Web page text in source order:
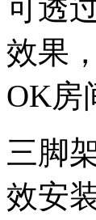
可透
效果
OK房
三脚
效安装